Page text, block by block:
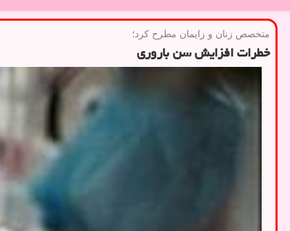
متخصص زنان و زایمان مطرح كرد؛
خطرات افزایش سن باروری